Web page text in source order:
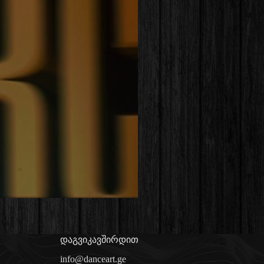
დაგვიკავშირდით
info@danceart.ge